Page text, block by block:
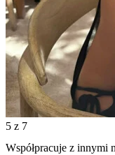
5 z 7
Współpracuje z innymi